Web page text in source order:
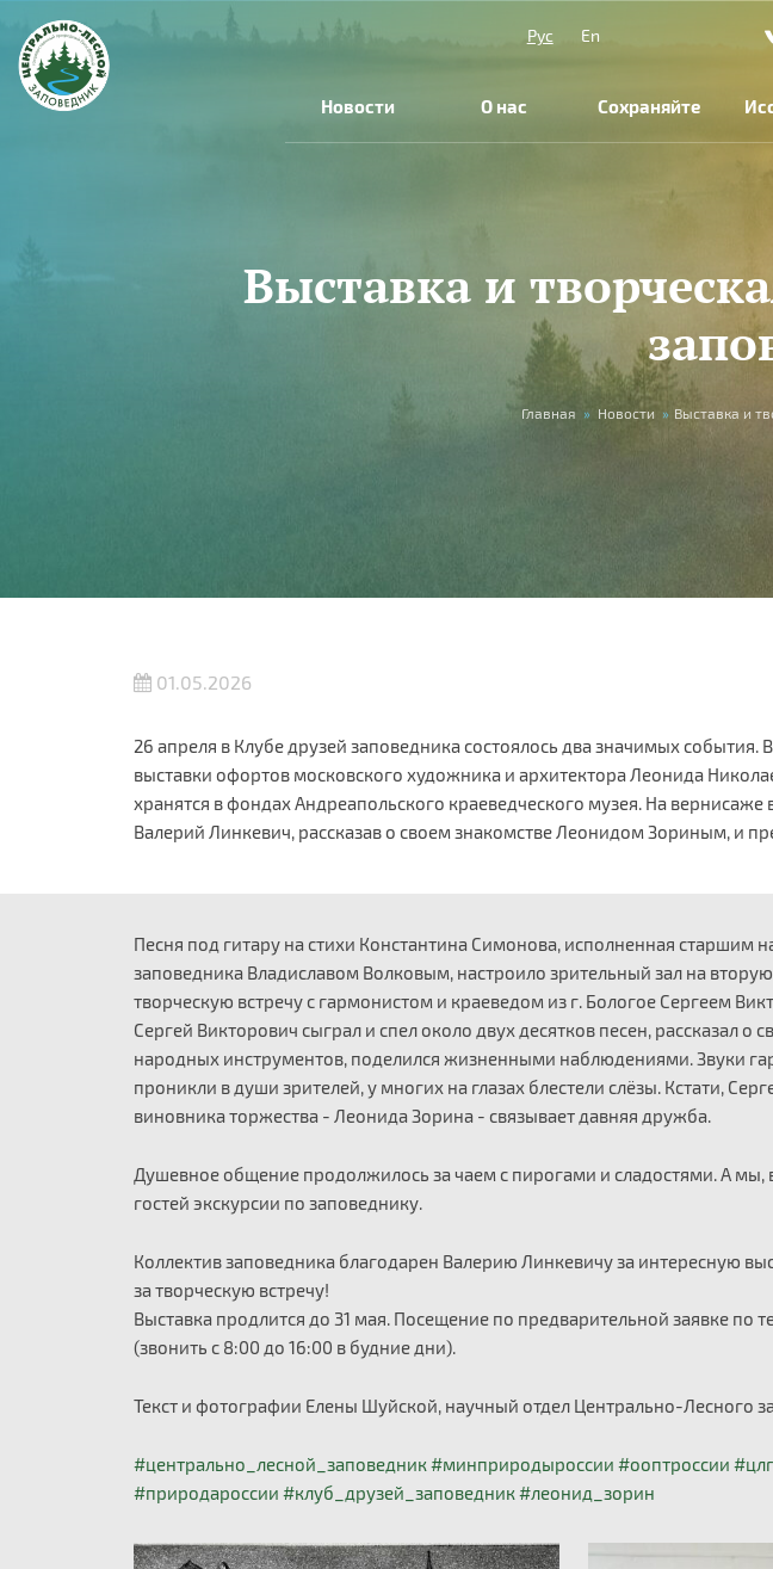
Перейти к основному содержанию
Рус
En
Новости О нас Сохраняйте
Выставка и
Главная » Новости » Выставка и
01.05.2026
26 апреля в Клубе друзей заповедника состоялось два значимых события.
выставки офортов московского художника и архитектора Леонида
хранятся в фондах Андреапольского краеведческого музея. На вернисаже
Валерий Линкевич, рассказав о своем знакомстве Леонидом Зориным, и
Песня под гитару на стихи Константина Симонова, исполненная старшим
заповедника Владиславом Волковым, настроило зрительный зал на
творческую встречу с гармонистом и краеведом из г. Бологое Сергеем
Сергей Викторович сыграл и спел около двух десятков песен, рассказал о
народных инструментов, поделился жизненными наблюдениями. Звуки
проникли в души зрителей, у многих на глазах блестели слёзы. Кстати,
виновника торжества - Леонида Зорина - связывает давняя дружба.
Душевное общение продолжилось за чаем с пирогами и сладостями. А мы,
гостей экскурсии по заповеднику.
Коллектив заповедника благодарен Валерию Линкевичу за интересную
за творческую встречу!
Выставка продлится до 31 мая. Посещение по предварительной заявке по
(звонить с 8:00 до 16:00 в будние дни).
Текст и фотографии Елены Шуйской, научный отдел Центрально-Лесного
#центрально_лесной_заповедник#минприродыроссии #ооптроссии
#природароссии #клуб_друзей_заповедник#леонид_зорин